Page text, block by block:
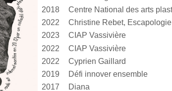
2018
2022
Christine Rebet, Escapologie
2023 CIAP Vassivière
2022
CIAP Vassivière
2022
Cyprien Gaillard
2019
Défi innover ensemble
2017
Diana